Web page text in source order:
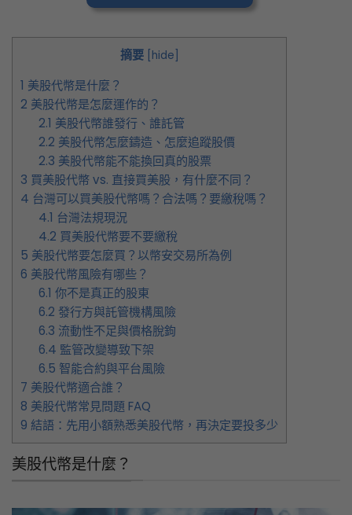
摘要 hide
1 美股代幣是什麼？
2 美股代幣是怎麼運作的？
2.1 美股代幣誰發行、誰託管
2.2 美股代幣怎麼鑄造、怎麼追蹤股價
2.3 美股代幣能不能換回真的股票
3 買美股代幣 vs. 直接買美股，有什麼不同？
4 台灣可以買美股代幣嗎？合法嗎？要繳稅嗎？
4.1 台灣法規現況
4.2 買美股代幣要不要繳稅
5 美股代幣要怎麼買？以幣安交易所為例
6 美股代幣風險有哪些？
6.1 你不是真正的股東
6.2 發行方與託管機構風險
6.3 流動性不足與價格脫鉤
6.4 監管改變導致下架
6.5 智能合約與平台風險
7 美股代幣適合誰？
8 美股代幣常見問題 FAQ
9 結語：先用小額熟悉美股代幣，再決定要投多少
美股代幣是什麼？